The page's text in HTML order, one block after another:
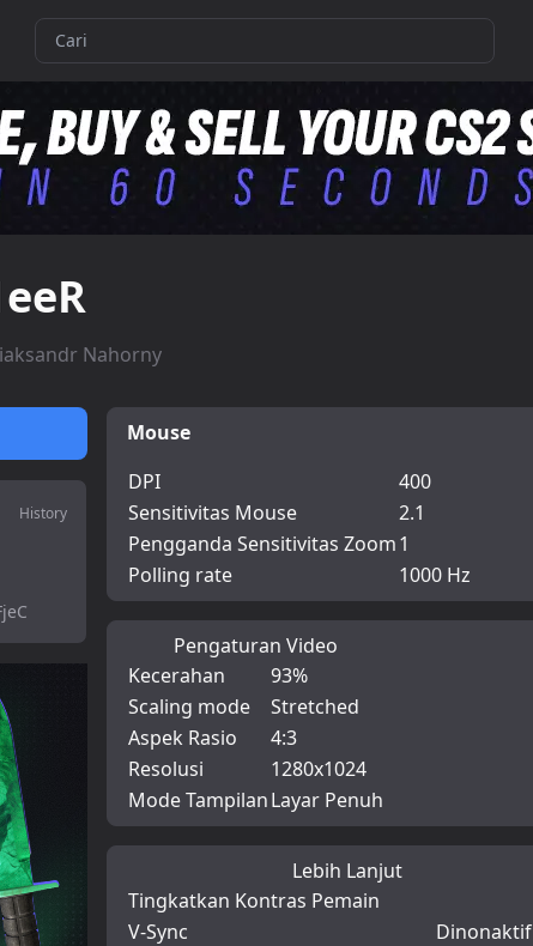
Nahorny
History
Mouse
DPI
400
Sensitivitas Mouse
2.1
Pengganda Sensitivitas Zoom1
Polling rate
1000 Hz
Pengaturan Video
Kecerahan
93%
Scaling mode
Stretched
Aspek Rasio
4:3
Resolusi
1280x1024
Mode TampilanLayar Penuh
Lebih Lanjut
Tingkatkan Kontras Pemain
V-Sync